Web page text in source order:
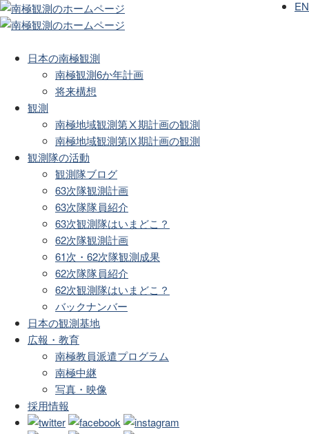
日本の南極観測
南極観測6か年計画
将来構想
観測
南極地域観測第Ⅹ期計画の観測
南極地域観測第Ⅸ期計画の観測
観測隊の活動
観測隊ブログ
63次隊観測計画
63次隊隊員紹介
63次観測隊はいまどこ？
62次隊観測計画
61次・62次隊観測成果
62次隊隊員紹介
62次観測隊はいまどこ？
バックナンバー
日本の観測基地
広報・教育
南極教員派遣プログラム
南極中継
写真・映像
採用情報
EN